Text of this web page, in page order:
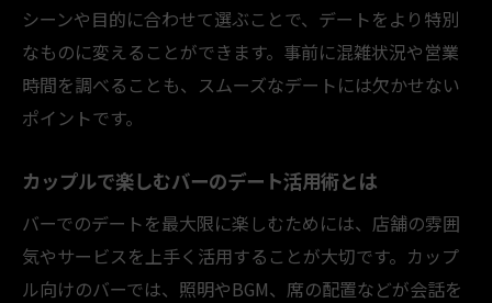
シーンや目的に合わせて選ぶことで、デートをより特別
なものに変えることができます。事前に混雑状況や営業
時間を調べることも、スムーズなデートには欠かせない
ポイントです。
カップルで楽しむバーのデート活用術とは
バーでのデートを最大限に楽しむためには、店舗の雰囲
気やサービスを上手く活用することが大切です。カップ
ル向けのバーでは、照明やBGM、席の配置などが会話を